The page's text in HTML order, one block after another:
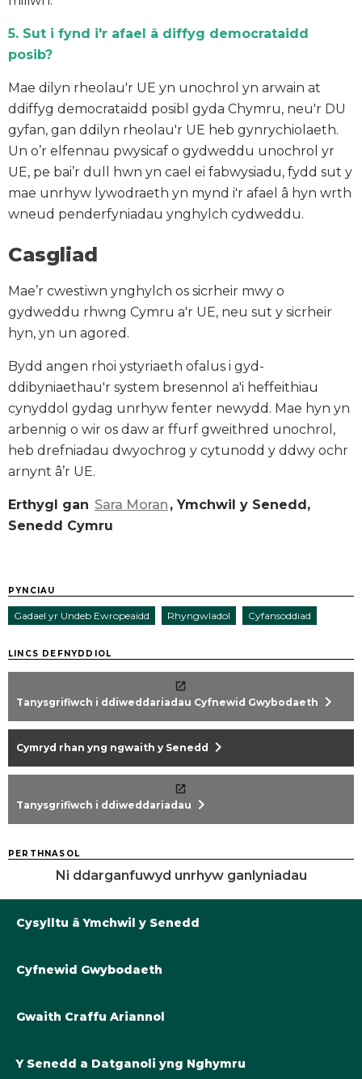
5. Sut i fynd i'r afael â diffyg democrataidd
posib?
Mae dilyn rheolau'r UE yn unochrol yn arwain at
ddiffyg democrataidd posibl gyda Chymru, neu'r DU
gyfan, gan ddilyn rheolau'r UE heb gynrychiolaeth.
Un o’r elfennau pwysicaf o gydweddu unochrol yr
UE, pe bai’r dull hwn yn cael ei fabwysiadu, fydd sut y
mae unrhyw lywodraeth yn mynd i'r afael â hyn wrth
wneud penderfyniadau ynghylch cydweddu.
Casgliad
Mae’r cwestiwn ynghylch os sicrheir mwy o
gydweddu rhwng Cymru a'r UE, neu sut y sicrheir
hyn, yn un agored.
Bydd angen rhoi ystyriaeth ofalus i gyd-
ddibyniaethau'r system bresennol a'i heffeithiau
cynyddol gydag unrhyw fenter newydd. Mae hyn yn
arbennig o wir os daw ar ffurf gweithred unochrol,
heb drefniadau dwyochrog y cytunodd y ddwy ochr
arnynt â’r UE.
Erthygl gan Sara Moran , Ymchwil y Senedd,
Senedd Cymru
PYNCIAU
Gadael yr Undeb Ewropeaidd Rhyngwladol Cyfansoddiad
LINCS DEFNYDDIOL
Tanysgrifiwch i ddiweddariadau Cyfnewid Gwybodaeth chevron_right
Cymryd rhan yng ngwaith y Senedd chevron_right
Tanysgrifiwch i ddiweddariadau chevron_right
PERTHNASOL
Ni ddarganfuwyd unrhyw ganlyniadau
Cysylltu â Ymchwil y Senedd
Llyfrgell@Senedd.Cymru
Cyfnewid Gwybodaeth
Y Cynllun Cymrodoriaeth Academaidd
Gwaith Craffu Ariannol
Y Senedd a Datganoli yng Nghymru